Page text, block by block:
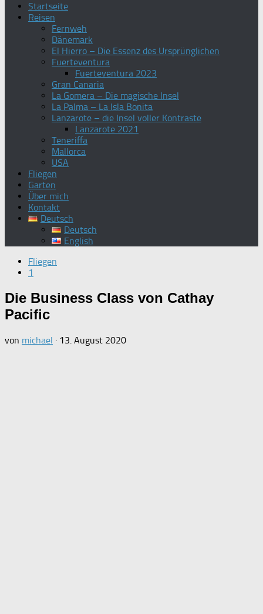
Startseite
Reisen
Fernweh
Dänemark
El Hierro – Die Essenz des Ursprünglichen
Fuerteventura
Fuerteventura 2023
Gran Canaria
La Gomera – Die magische Insel
La Palma – La Isla Bonita
Lanzarote – die Insel voller Kontraste
Lanzarote 2021
Teneriffa
Mallorca
USA
Fliegen
Garten
Über mich
Kontakt
Deutsch
Deutsch
English
Fliegen
1
Die Business Class von Cathay
Pacific
von michael · 13. August 2020